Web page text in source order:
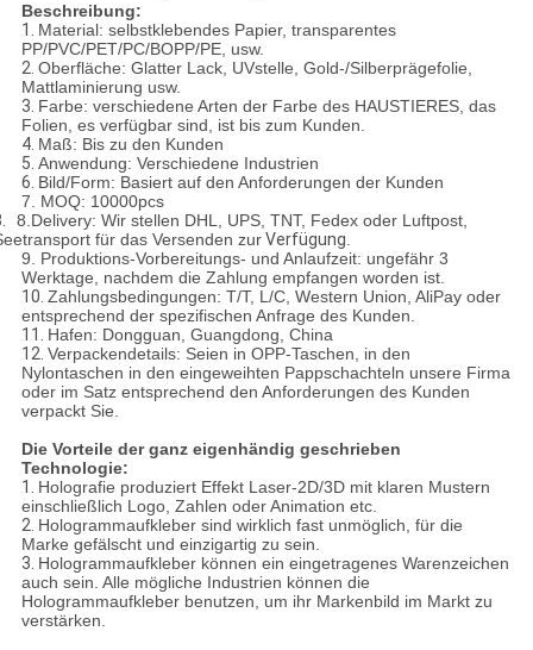
Beschreibung:
1. Material: selbstklebendes Papier, transparentes
PP/PVC/PET/PC/BOPP/PE, usw.
2. Oberfläche: Glatter Lack, UVstelle, Gold-/Silberprägefolie,
Mattlaminierung usw.
3. Farbe: verschiedene Arten der Farbe des HAUSTIERES, das
Folien, es verfügbar sind, ist bis zum Kunden.
4. Maß: Bis zu den Kunden
5. Anwendung: Verschiedene Industrien
6. Bild/Form: Basiert auf den Anforderungen der Kunden
7. MOQ: 10000pcs
8.Delivery: Wir stellen DHL, UPS, TNT, Fedex oder Luftpost,
für das Versenden zurVerfügung.
9. Produktions-Vorbereitungs- und Anlaufzeit: ungefähr 3
Werktage, nachdem die Zahlung empfangen worden ist.
10. Zahlungsbedingungen: T/T, L/C, Western Union, AliPay oder
entsprechend der spezifischen Anfrage des Kunden.
11. Hafen: Dongguan, Guangdong, China
12. Verpackendetails: Seien in OPP-Taschen, in den
Nylontaschen in den eingeweihten Pappschachteln unsere Firma
oder im Satz entsprechend den Anforderungen des Kunden
verpackt Sie.
Die Vorteile der ganz eigenhändig geschrieben
Technologie:
1. Holografie produziert Effekt Laser-2D/3D mit klaren Mustern
einschließlich Logo, Zahlen oder Animation etc.
2. Hologrammaufkleber sind wirklich fast unmöglich, für die
Marke gefälscht und einzigartig zu sein.
3. Hologrammaufkleber können ein eingetragenes Warenzeichen
auch sein. Alle mögliche Industrien können die
Hologrammaufkleber benutzen, um ihr Markenbild im Markt zu
verstärken.